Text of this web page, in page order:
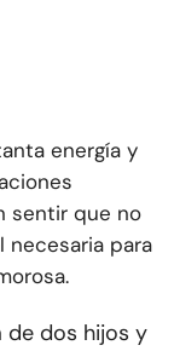
energía y
sentir que no
necesaria para
dos hijos y